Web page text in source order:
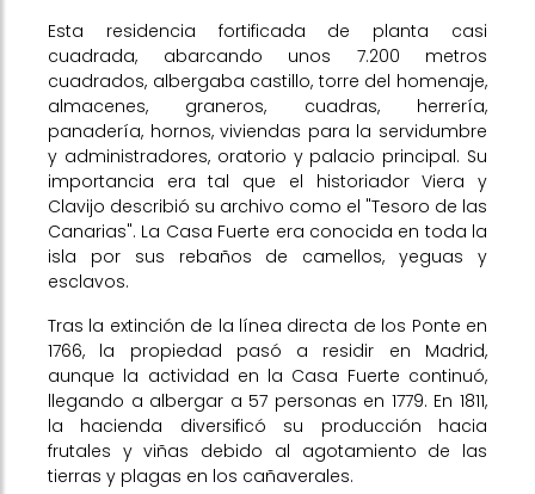
Esta residencia fortificada de planta casi
cuadrada, abarcando unos 7.200 metros
cuadrados, albergaba castillo, torre del homenaje,
almacenes, graneros, cuadras, herrería,
panadería, hornos, viviendas para la servidumbre
y administradores, oratorio y palacio principal. Su
importancia era tal que el historiador Viera y
Clavijo describió su archivo como el "Tesoro de las
Canarias". La Casa Fuerte era conocida en toda la
isla por sus rebaños de camellos, yeguas y
esclavos.
Tras la extinción de la línea directa de los Ponte en
1766, la propiedad pasó a residir en Madrid,
aunque la actividad en la Casa Fuerte continuó,
llegando a albergar a 57 personas en 1779. En 1811,
la hacienda diversificó su producción hacia
frutales y viñas debido al agotamiento de las
tierras y plagas en los cañaverales.